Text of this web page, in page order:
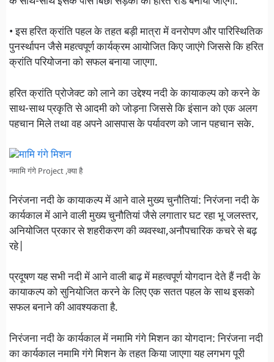
• इस हरित क्रांति पहल के तहत बड़ी मात्रा में वनरोपण और पारिस्थितिक
पुनर्स्थापन जैसे महत्वपूर्ण कार्यक्रम आयोजित किए जाएंगे जिससे कि हरित
क्रांति परियोजना को सफल बनाया जाएगा.
हरित क्रांति प्रोजेक्ट को लाने का उद्देश्य नदी के कायाकल्प को करने के
साथ-साथ प्रकृति से आदमी को जोड़ना जिससे कि इंसान को एक अलग
पहचान मिले तथा वह अपने आसपास के पर्यावरण को जान पहचान सके.
नमामि गंगे Project ,क्या है
निरंजना नदी के कायाकल्प में आने वाले मुख्य चुनौतियां: निरंजना नदी के
कार्यकाल में आने वाली मुख्य चुनौतियां जैसे लगातार घट रहा भू जलस्तर,
अनियोजित प्रकार से शहरीकरण की व्यवस्था,अनौपचारिक कचरे से बढ़
रहे|
प्रदूषण यह सभी नदी में आने वाली बाढ़ में महत्वपूर्ण योगदान देते हैं नदी के
कायाकल्प को सुनियोजित करने के लिए एक सतत पहल के साथ इसको
सफल बनाने की आवश्यकता है.
निरंजना नदी के कार्यकाल में नमामि गंगे मिशन का योगदान: निरंजना नदी
का कार्यकाल नमामि गंगे मिशन के तहत किया जाएगा यह लगभग पूरी